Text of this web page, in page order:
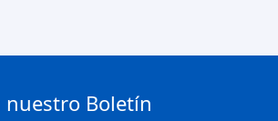
nuestro Boletín